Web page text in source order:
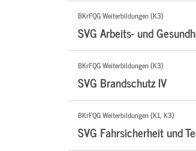
BKrFQG Weiterbildungen (K3)
SVG Arbeits- und
BKrFQG Weiterbildungen (K3)
SVG Brandschutz IV
BKrFQG Weiterbildungen (K1, K3)
SVG Fahrsicherheit und